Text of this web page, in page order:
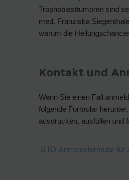
Trophoblasttumoren sind
med. Franziska
warum die
Kontakt und
Wenn Sie einen Fall
folgende Formular
ausdrucken, ausfüllen und
GTD-Anmeldeformular für